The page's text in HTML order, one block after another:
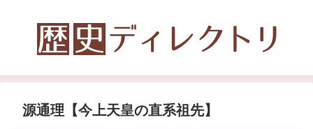
源通理【今上天皇の直系祖先】